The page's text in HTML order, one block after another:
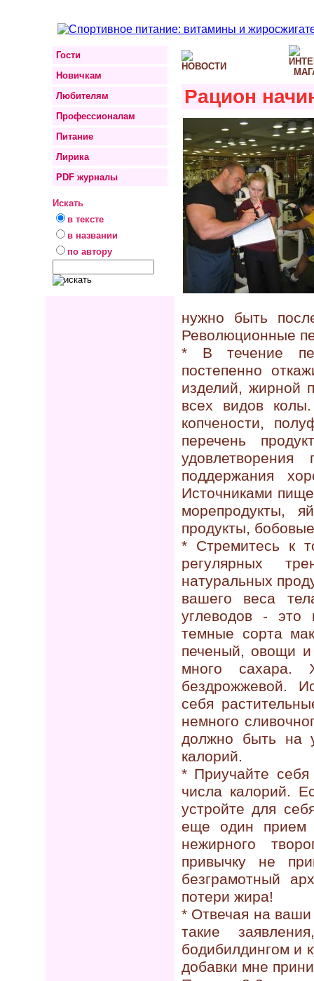
Гости
Новичкам
Любителям
Профессионалам
Питание
Лирика
PDF журналы
Искать
в тексте
в названии
по автору
Рацион
нужно быть
Революционные
* В течение
постепенно
изделий, жирной
всех видов
копчености,
перечень
поддержания
Источниками
морепродукты,
продукты,
* Стремитесь к
регулярных
натуральных
вашего веса
углеводов - это
темные сорта
печеный, овощи
много сахара.
бездрожжевой.
себя
немного
должно быть на
калорий.
* Приучайте
числа калорий.
устройте для
еще один прием
нежирного
привычку не
безграмотный
потери жира!
* Отвечая на ваши
такие
бодибилдингом и
добавки мне